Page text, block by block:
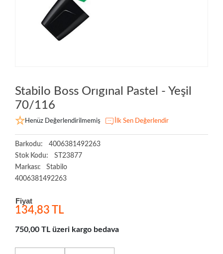
Stabilo Boss Orıgınal Pastel - Yeşil
70/116
Henüz Değerlendirilmemiş İlk Sen Değerlendir
Barkodu:
4006381492263
Stok Kodu:
ST23877
Markası:
Stabilo
4006381492263
Fiyat
134,83 TL
750,00 TL üzeri kargo bedava